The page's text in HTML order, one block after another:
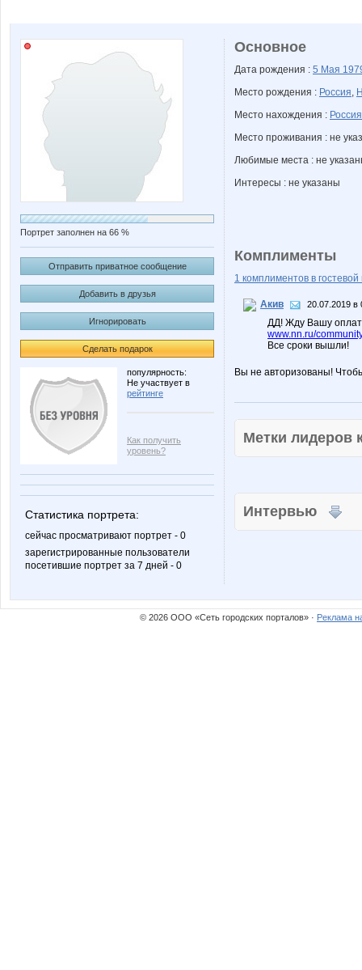
Портрет заполнен на 66 %
Отправить приватное сообщение
Добавить в друзья
Игнорировать
Сделать подарок
популярность:
Не участвует в
рейтинге
Как получить
уровень?
Статистика портрета:
сейчас просматривают портрет - 0
зарегистрированные пользователи
посетившие портрет за 7 дней - 0
Основное
Дата рождения : 5 Мая
Место рождения : Россия,
Место нахождения : Россия
Место проживания : не
Любимые места : не
Интересы : не указаны
Комплименты
1 комплиментов в гостевой
Акив 20.07.2019 в
ДД! Жду Вашу
www.nn.ru/
Все сроки вышли!
Вы не авторизованы!
Метки
Интервью
© 2026 ООО «Сеть городских порталов» · Реклама